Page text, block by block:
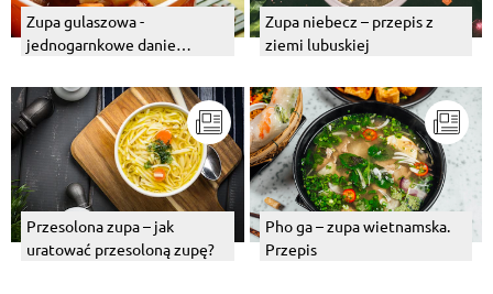
Zupa gulaszowa -
jednogarnkowe danie
Zupa niebecz – przepis z
ziemi lubuskiej
Przesolona zupa – jak
uratować przesoloną zupę?
Pho ga – zupa wietnamska.
Przepis